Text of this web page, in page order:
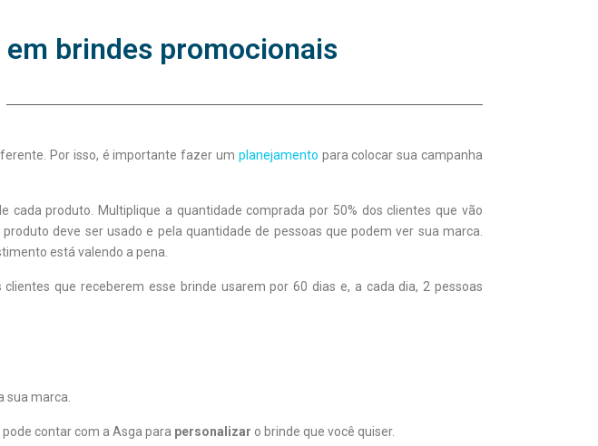
brindes promocionais
Por isso, é importante fazer um planejamento para colocar sua campanha
produto. Multiplique a quantidade comprada por 50% dos clientes que vão
deve ser usado e pela quantidade de pessoas que podem ver sua marca.
está valendo a pena.
que receberem esse brinde usarem por 60 dias e, a cada dia, 2 pessoas
sua marca.
contar com a Asga para personalizar o brinde que você quiser.